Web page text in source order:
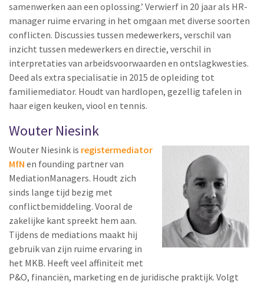
samenwerken aan een oplossing.’ Verwierf in 20 jaar als HR-
manager ruime ervaring in het omgaan met diverse soorten
conflicten. Discussies tussen medewerkers, verschil van
inzicht tussen medewerkers en directie, verschil in
interpretaties van arbeidsvoorwaarden en ontslagkwesties.
Deed als extra specialisatie in 2015 de opleiding tot
familiemediator. Houdt van hardlopen, gezellig tafelen in
haar eigen keuken, viool en tennis.
Wouter Niesink
Wouter Niesink is registermediator
MfN en founding partner van
MediationManagers. Houdt zich
sinds lange tijd bezig met
conflictbemiddeling. Vooral de
zakelijke kant spreekt hem aan.
Tijdens de mediations maakt hij
gebruik van zijn ruime ervaring in
het MKB. Heeft veel affiniteit met
P&O, financiën, marketing en de juridische praktijk. Volgt